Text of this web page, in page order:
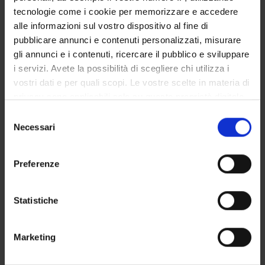
tecnologie come i cookie per memorizzare e accedere
alle informazioni sul vostro dispositivo al fine di
pubblicare annunci e contenuti personalizzati, misurare
gli annunci e i contenuti, ricercare il pubblico e sviluppare
i servizi. Avete la possibilità di scegliere chi utilizza i
vostri dati e per quali scopi. Le vostre scelte in materia di
modificare o revocare il proprio consenso in qualsiasi
momento dalla Dichiarazione sui cookie o facendo clic
raccogliere informazioni sulla tua posizione
geografica, con un'approssimazione di qualche
Identificare il tuo dispositivo, scansionandolo
delNecessari
Preferenze
Statistiche
Marketing
Scienze dell'antichità
AREE DI RICERCA
DOTTORATI DI RICERCA